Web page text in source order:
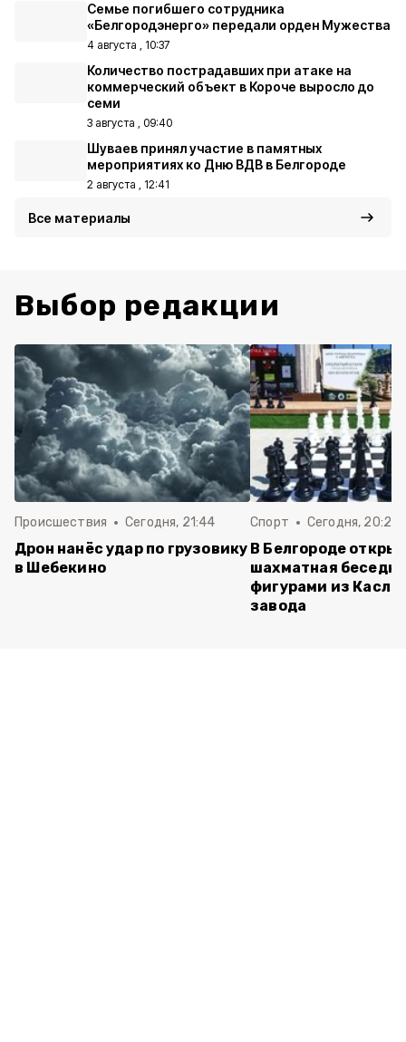
Семье погибшего сотрудника
«Белгородэнерго» передали орден Мужества
4 августа , 10:37
Количество пострадавших при атаке на
коммерческий объект в Короче выросло до
семи
3 августа , 09:40
Шуваев принял участие в памятных
мероприятиях ко Дню ВДВ в Белгороде
2 августа , 12:41
Все материалы
Выбор редакции
Происшествия Сегодня, 21:44
Дрон нанёс удар по грузовику
в Шебекино
Спорт Сегодня, 20:24
В Белгороде
шахматная
фигурами из
завода